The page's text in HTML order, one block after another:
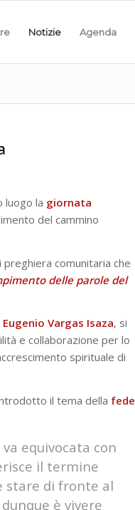
Notizie Agenda
luogo la giornata
del cammino
preghiera comunitaria che
delle parole del
Vargas Isaza, si
e collaborazione per lo
spirituale di
il tema della fede
equivocata con
il termine
stare di fronte al
è vivere